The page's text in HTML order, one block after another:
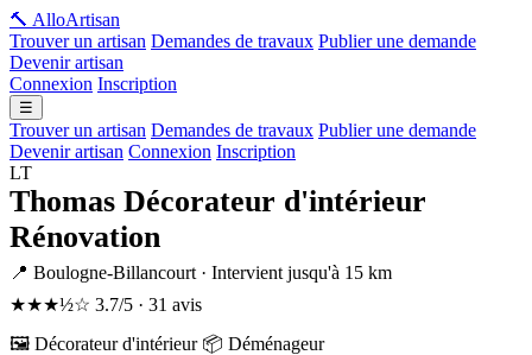
🔨 AlloArtisan
Trouver un artisan Demandes de travaux Publier une demande
Devenir artisan
Connexion Inscription
☰
Trouver un artisan Demandes de travaux Publier une demande
Devenir artisan Connexion Inscription
LT
Thomas Décorateur d'intérieur
Rénovation
📍 Boulogne-Billancourt · Intervient jusqu'à 15 km
★★★½☆ 3.7/5 · 31 avis
🖼️ Décorateur d'intérieur 📦 Déménageur